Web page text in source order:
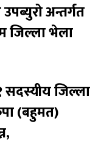
अन्तर्गत
जिल्ला भेला
सदस्यीय जिल्ला
(बहुमत)